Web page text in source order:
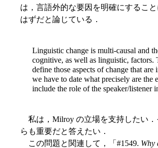
は，言語外的な要因を明確にするこ
はずだと論じている．
Linguistic change is multi-causal and
cognitive, as well as linguistic,
define those aspects of change that
we have to date what precisely are the
include the role of the speaker/
私は，Milroy の立場を支持したい
らも重要だと答えたい．
この問題と関連して，「#1549. Why